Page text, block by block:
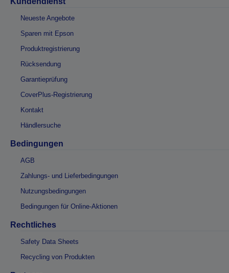
Neueste Angebote
Sparen mit Epson
Produktregistrierung
Rücksendung
Garantieprüfung
CoverPlus-Registrierung
Kontakt
Händlersuche
Bedingungen
AGB
Zahlungs- und Lieferbedingungen
Nutzungsbedingungen
Bedingungen für Online-Aktionen
Rechtliches
Safety Data Sheets
Recycling von Produkten